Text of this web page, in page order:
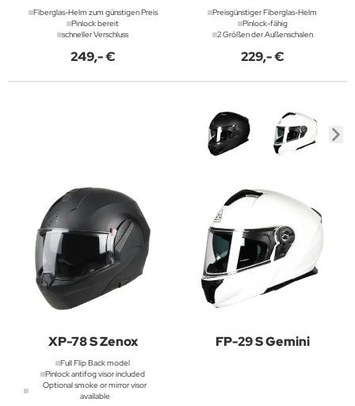
Fiberglas-Helm zum günstigen Preis
Pinlock bereit
schneller Verschluss
249,- €
Preisgünstiger Fiberglas-Helm
Pinlock-fähig
2 Größen der Außenschalen
229,- €
XP-78 S Zenox
Full Flip Back model
Pinlock antifog visor included
Optional smoke or mirror visor
available
FP-29 S Gemini